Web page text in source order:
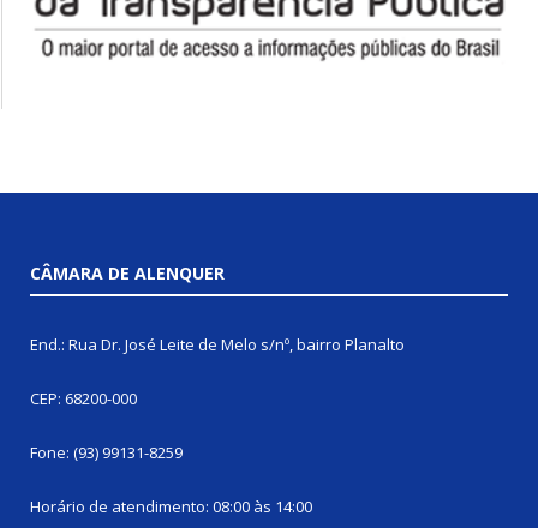
CÂMARA DE ALENQUER
End.: Rua Dr. José Leite de Melo s/nº, bairro Planalto
CEP: 68200-000
Fone: (93) 99131-8259
Horário de atendimento: 08:00 às 14:00